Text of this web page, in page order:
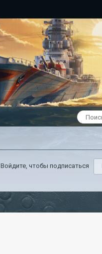
Войдите, чтобы подписаться